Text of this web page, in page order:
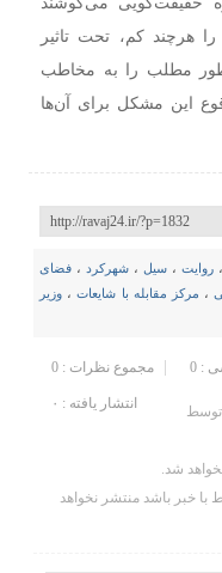
هرچند کم، تحت تاثیر
مطلب را به مخاطب
این مشکل برای آن‌ها
روایت، سیل، شهرکرد، فضای
، مرکز مقابله با شایعات، وزیر
مجموع نظرات : 0 : 0
انتشار یافته : ۰
توسط
شد.
با خبر باشد منتشر نخواهد